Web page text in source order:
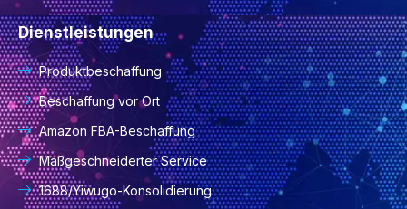
Dienstleistungen
Produktbeschaffung
Beschaffung vor Ort
Amazon FBA-Beschaffung
Maßgeschneiderter Service
1688/Yiwugo-Konsolidierung